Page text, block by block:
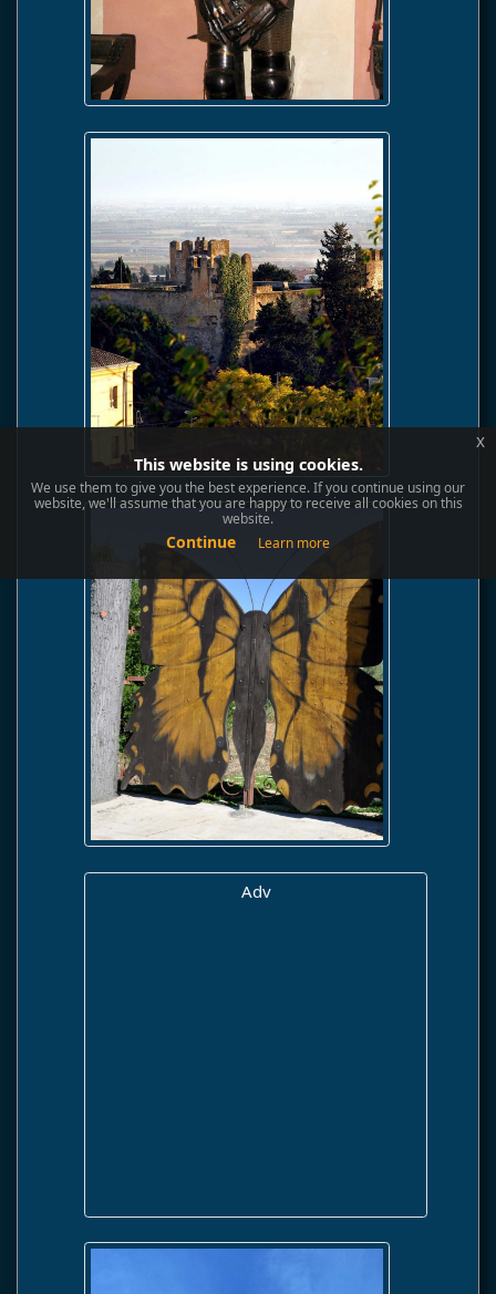
Adv
This website is using cookies.
We use them to give you the best experience. If you continue using our
website, we'll assume that you are happy to receive all cookies on this
website.
Continue Learn more
x